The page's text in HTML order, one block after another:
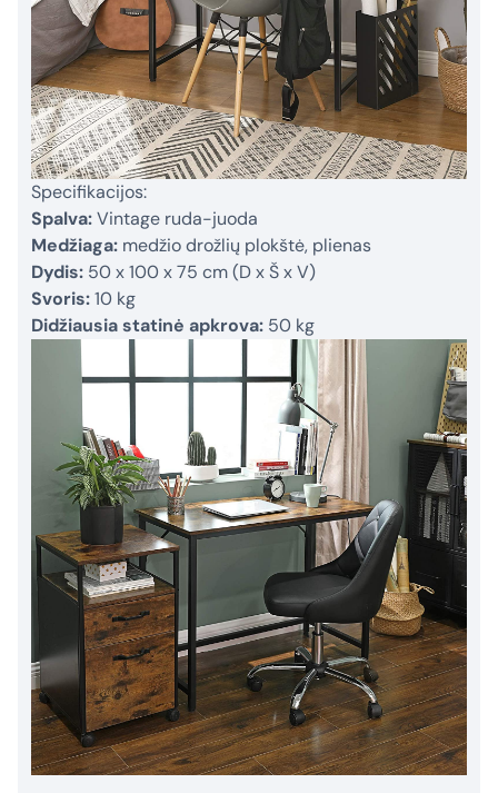
Specifikacijos:
Spalva:Vintage ruda-juoda
Medžiaga: medžio drožlių plokštė, plienas
Dydis: 50 x 100 x 75 cm (D x Š x V)
Svoris:10 kg
Didžiausia statinė apkrova: 50 kg